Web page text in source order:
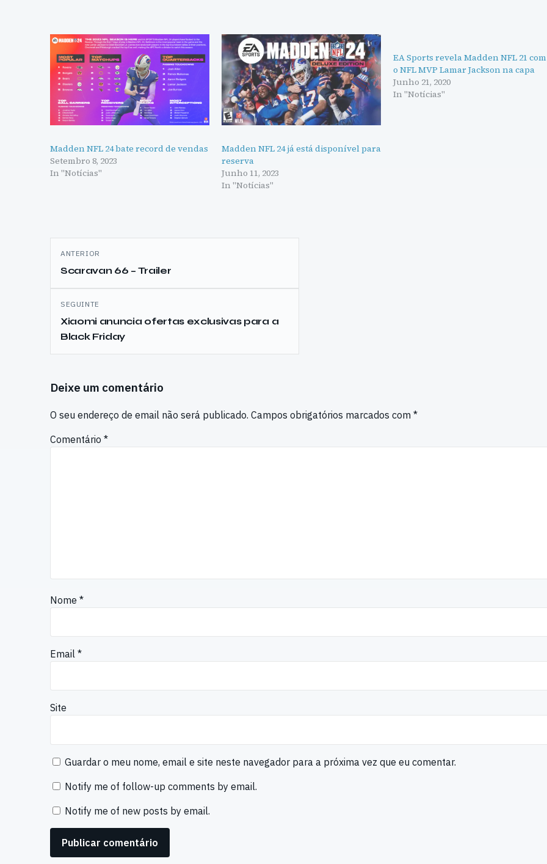
Madden NFL 24 bate record de vendas
Setembro 8, 2023
In "Notícias"
Madden NFL 24 já está disponível para
reserva
Junho 11, 2023
In "Notícias"
EA Sports revela Madden NFL 21 com
o NFL MVP Lamar Jackson na capa
Junho 21, 2020
In "Notícias"
Navegação
de
artigos
ANTERIOR
Scaravan 66 – Trailer
SEGUINTE
Xiaomi anuncia ofertas exclusivas para a
Black Friday
Deixe um comentário
O seu endereço de email não será publicado. Campos obrigatórios marcados com *
Comentário *
Nome *
Email *
Site
Guardar o meu nome, email e site neste navegador para a próxima vez que eu comentar.
Notify me of follow-up comments by email.
Notify me of new posts by email.